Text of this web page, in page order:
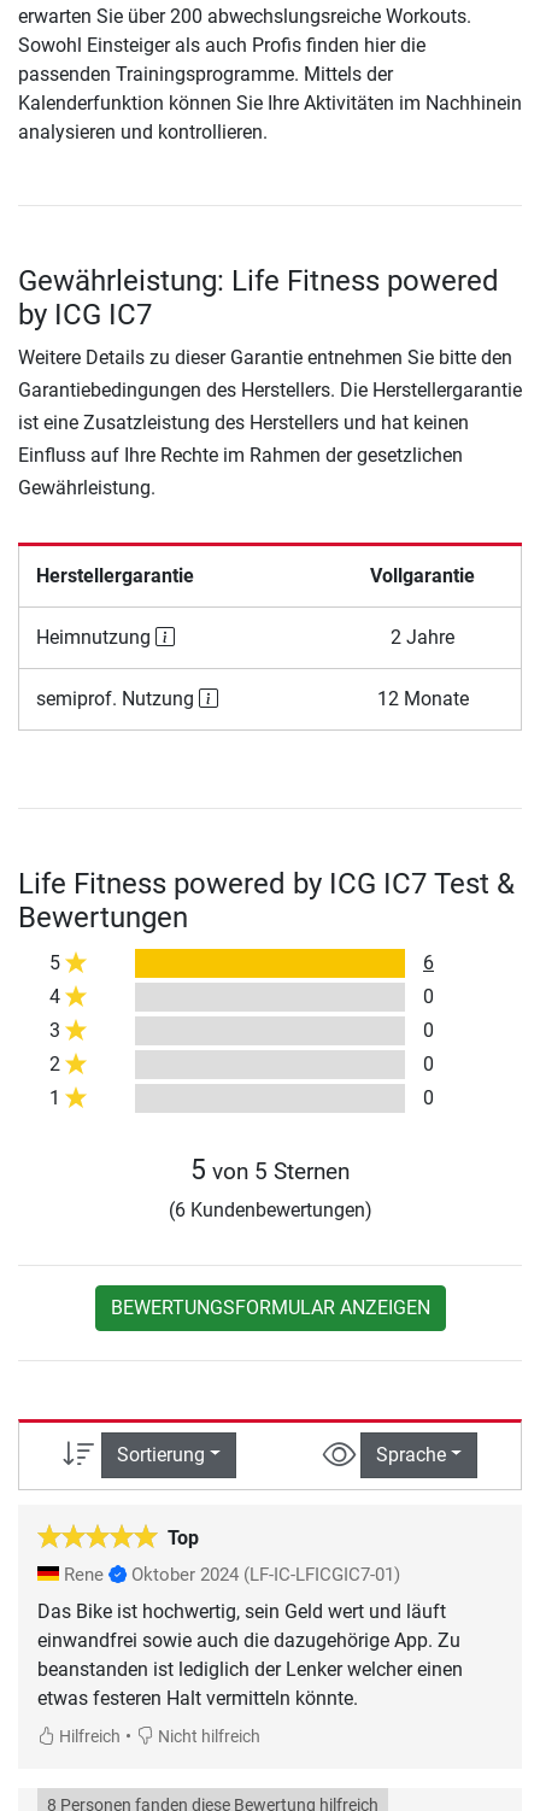
erwarten Sie über 200 abwechslungsreiche Workouts.
Sowohl Einsteiger als auch Profis finden hier die
passenden Trainingsprogramme. Mittels der
Kalenderfunktion können Sie Ihre Aktivitäten im Nachhinein
analysieren und kontrollieren.
Gewährleistung: Life Fitness powered
by ICG IC7
Weitere Details zu dieser Garantie entnehmen Sie bitte den
Garantiebedingungen des Herstellers. Die Herstellergarantie
ist eine Zusatzleistung des Herstellers und hat keinen
Einfluss auf Ihre Rechte im Rahmen der gesetzlichen
Gewährleistung.
Herstellergarantie Vollgarantie
Heimnutzung 2 Jahre
semiprof. Nutzung 12 Monate
Life Fitness powered by ICG IC7 Test &
Bewertungen
5
6
4
0
3
0
2
0
1
0
5 von 5 Sternen
(6 Kundenbewertungen)
BEWERTUNGSFORMULAR ANZEIGEN
Sortierung Sprache
Top
Rene Oktober 2024 (LF-IC-LFICGIC7-01)
Das Bike ist hochwertig, sein Geld wert und läuft
einwandfrei sowie auch die dazugehörige App. Zu
beanstanden ist lediglich der Lenker welcher einen
etwas festeren Halt vermitteln könnte.
Hilfreich • Nicht hilfreich
8 Personen fanden diese Bewertung hilfreich